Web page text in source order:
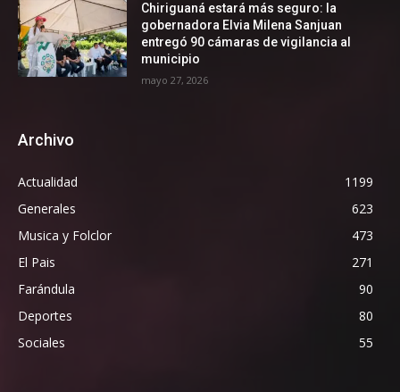
Chiriguaná estará más seguro: la
gobernadora Elvia Milena Sanjuan
entregó 90 cámaras de vigilancia al
municipio
mayo 27, 2026
Archivo
Actualidad
1199
Generales
623
Musica y Folclor
473
El Pais
271
Farándula
90
Deportes
80
Sociales
55